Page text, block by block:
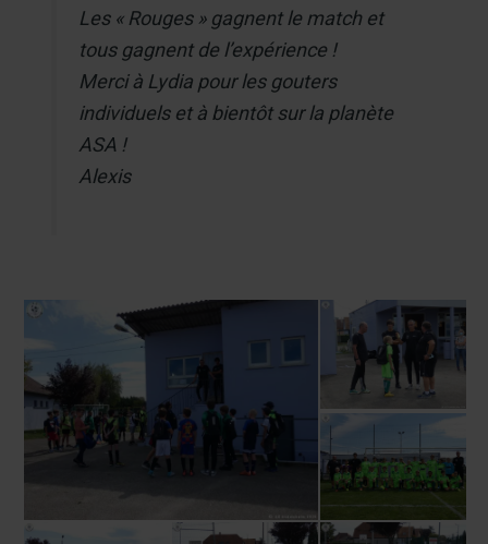
Les « Rouges » gagnent le match et
tous gagnent de l’expérience !
Merci à Lydia pour les gouters
individuels et à bientôt sur la planète
ASA !
Alexis